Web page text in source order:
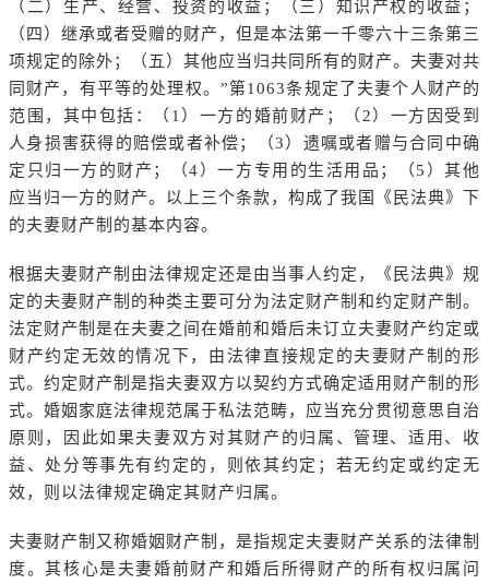
（二）生产、经营、投资的收益；（三）知识产权的收益；
（四）继承或者受赠的财产，但是本法第一千零六十三条第三
项规定的除外；（五）其他应当归共同所有的财产。夫妻对共
同财产，有平等的处理权。”第1063条规定了夫妻个人财产的
范围，其中包括：（1）一方的婚前财产；（2）一方因受到
人身损害获得的赔偿或者补偿；（3）遗嘱或者赠与合同中确
定只归一方的财产；（4）一方专用的生活用品；（5）其他
应当归一方的财产。以上三个条款，构成了我国《民法典》下
的夫妻财产制的基本内容。
根据夫妻财产制由法律规定还是由当事人约定，《民法典》规
定的夫妻财产制的种类主要可分为法定财产制和约定财产制。
法定财产制是在夫妻之间在婚前和婚后未订立夫妻财产约定或
财产约定无效的情况下，由法律直接规定的夫妻财产制的形
式。约定财产制是指夫妻双方以契约方式确定适用财产制的形
式。婚姻家庭法律规范属于私法范畴，应当充分贯彻意思自治
原则，因此如果夫妻双方对其财产的归属、管理、适用、收
益、处分等事先有约定的，则依其约定；若无约定或约定无
效，则以法律规定确定其财产归属。
夫妻财产制又称婚姻财产制，是指规定夫妻财产关系的法律制
度。其核心是夫妻婚前财产和婚后所得财产的所有权归属问